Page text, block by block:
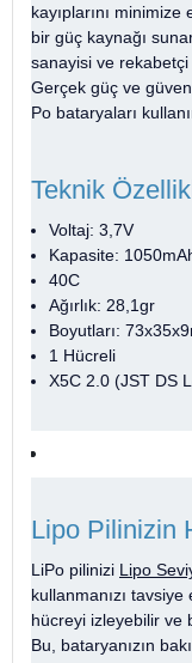
kayıplarını
bir güç kaynağı
sanayisi ve
Gerçek güç ve
Po bataryaları
Teknik
Voltaj: 3,7V
Kapasite:
40C
Ağırlık: 28,1gr
Boyutları:
1 Hücreli
X5C 2.0 (JST DS
Lipo Pilinizin
LiPo pilinizi Lipo
kullanmanızı
hücreyi izleyebilir ve
Bu, bataryanızın